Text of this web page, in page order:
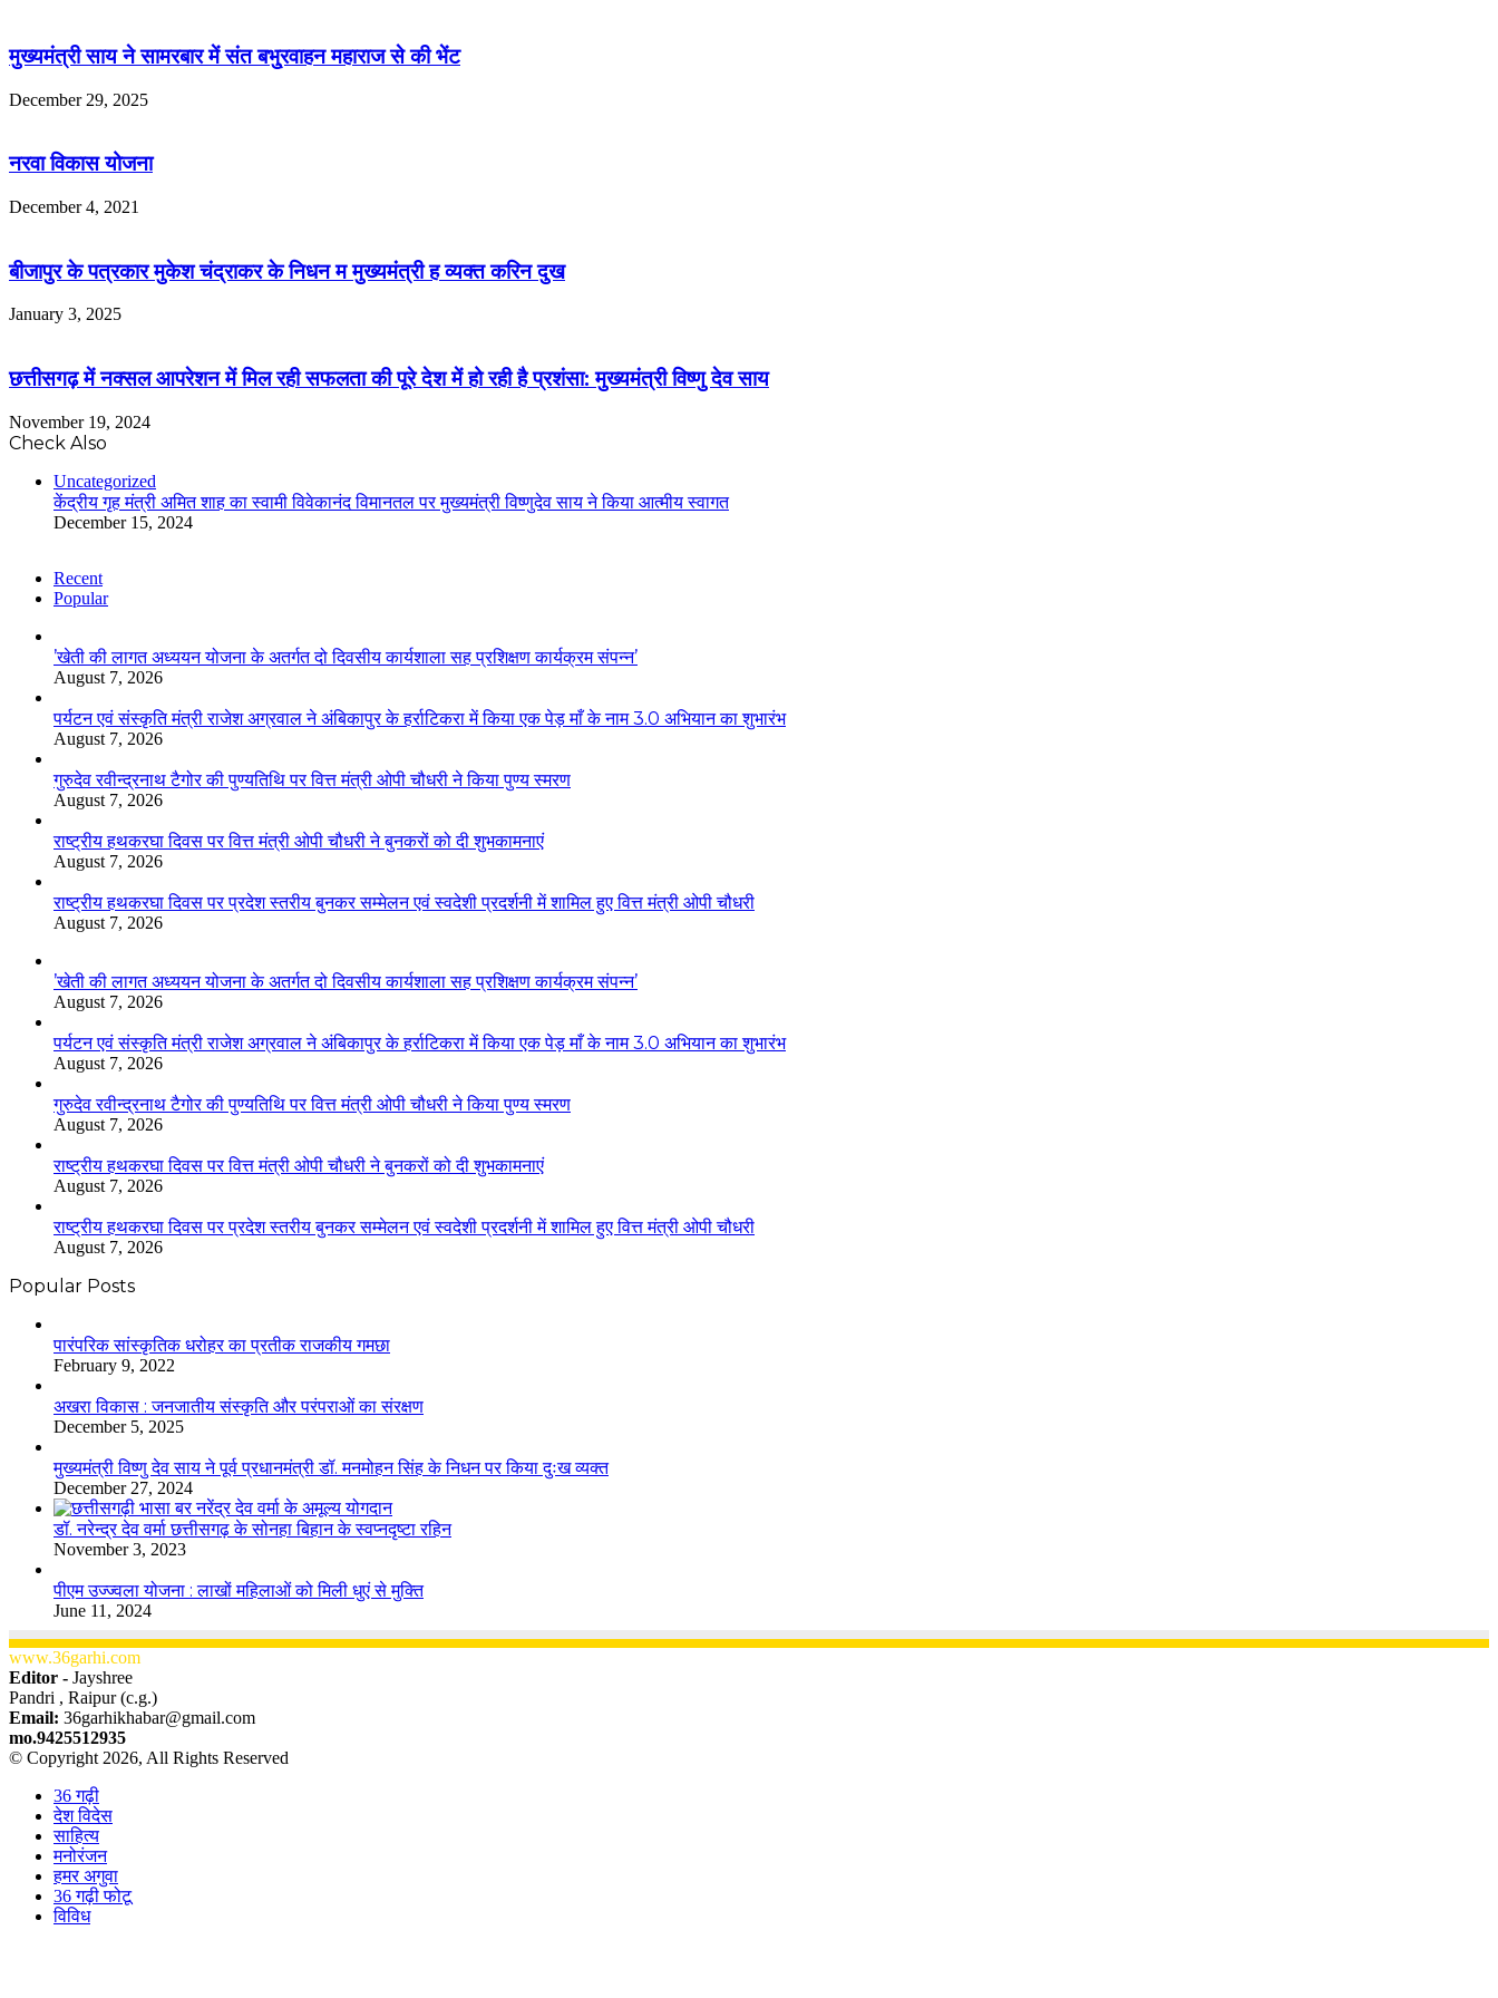
मुख्यमंत्री साय ने सामरबार में संत बभु्रवाहन महाराज से की भेंट
December 29, 2025
नरवा विकास योजना
December 4, 2021
बीजापुर के पत्रकार मुकेश चंद्राकर के निधन म मुख्यमंत्री ह व्यक्त करिन दुख
January 3, 2025
छत्तीसगढ़ में नक्सल आपरेशन में मिल रही सफलता की पूरे देश में हो रही है प्रशंसा: मुख्यमंत्री विष्णु देव साय
November 19, 2024
Check Also
Uncategorized
केंद्रीय गृह मंत्री अमित शाह का स्वामी विवेकानंद विमानतल पर मुख्यमंत्री विष्णुदेव साय ने किया आत्मीय स्वागत
December 15, 2024
Recent
Popular
’खेती की लागत अध्ययन योजना के अतर्गत दो दिवसीय कार्यशाला सह प्रशिक्षण कार्यक्रम संपन्न’
August 7, 2026
पर्यटन एवं संस्कृति मंत्री राजेश अग्रवाल ने अंबिकापुर के हर्राटिकरा में किया एक पेड़ माँ के नाम 3.0 अभियान का शुभारंभ
August 7, 2026
गुरुदेव रवीन्द्रनाथ टैगोर की पुण्यतिथि पर वित्त मंत्री ओपी चौधरी ने किया पुण्य स्मरण
August 7, 2026
राष्ट्रीय हथकरघा दिवस पर वित्त मंत्री ओपी चौधरी ने बुनकरों को दी शुभकामनाएं
August 7, 2026
राष्ट्रीय हथकरघा दिवस पर प्रदेश स्तरीय बुनकर सम्मेलन एवं स्वदेशी प्रदर्शनी में शामिल हुए वित्त मंत्री ओपी चौधरी
August 7, 2026
’खेती की लागत अध्ययन योजना के अतर्गत दो दिवसीय कार्यशाला सह प्रशिक्षण कार्यक्रम संपन्न’
August 7, 2026
पर्यटन एवं संस्कृति मंत्री राजेश अग्रवाल ने अंबिकापुर के हर्राटिकरा में किया एक पेड़ माँ के नाम 3.0 अभियान का शुभारंभ
August 7, 2026
गुरुदेव रवीन्द्रनाथ टैगोर की पुण्यतिथि पर वित्त मंत्री ओपी चौधरी ने किया पुण्य स्मरण
August 7, 2026
राष्ट्रीय हथकरघा दिवस पर वित्त मंत्री ओपी चौधरी ने बुनकरों को दी शुभकामनाएं
August 7, 2026
राष्ट्रीय हथकरघा दिवस पर प्रदेश स्तरीय बुनकर सम्मेलन एवं स्वदेशी प्रदर्शनी में शामिल हुए वित्त मंत्री ओपी चौधरी
August 7, 2026
Popular Posts
​​​​​​​पारंपरिक सांस्कृतिक धरोहर का प्रतीक राजकीय गमछा
February 9, 2022
अखरा विकास : जनजातीय संस्कृति और परंपराओं का संरक्षण
December 5, 2025
मुख्यमंत्री विष्णु देव साय ने पूर्व प्रधानमंत्री डॉ. मनमोहन सिंह के निधन पर किया दुःख व्यक्त
December 27, 2024
डॉ. नरेन्द्र देव वर्मा छत्तीसगढ़ के सोनहा बिहान के स्वप्नदृष्टा रहिन
November 3, 2023
पीएम उज्ज्वला योजना : लाखों महिलाओं को मिली धुएं से मुक्ति
June 11, 2024
www.36garhi.com
Editor - Jayshree
Pandri , Raipur (c.g.)
Email: 36garhikhabar@gmail.com
mo.9425512935
© Copyright 2026, All Rights Reserved
36 गढ़ी
देश विदेस
साहित्य
मनोरंजन
हमर अगुवा
36 गढ़ी फोटू
विविध